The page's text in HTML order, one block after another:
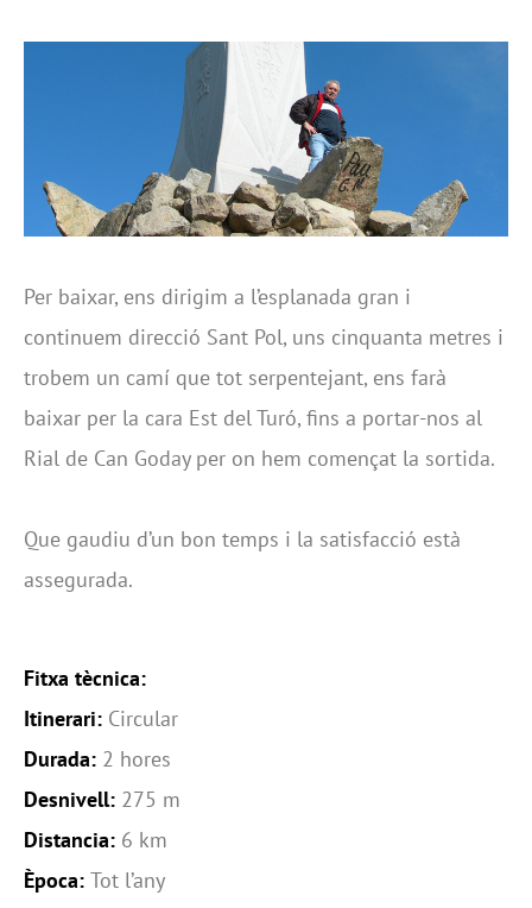
Per baixar, ens dirigim a l’esplanada gran i
continuem direcció Sant Pol, uns cinquanta metres i
trobem un camí que tot serpentejant, ens farà
baixar per la cara Est del Turó, fins a portar-nos al
Rial de Can Goday per on hem començat la sortida.
Que gaudiu d’un bon temps i la satisfacció està
assegurada.
Fitxa tècnica:
Itinerari: Circular
Durada: 2 hores
Desnivell: 275 m
Distancia: 6 km
Època: Tot l’any